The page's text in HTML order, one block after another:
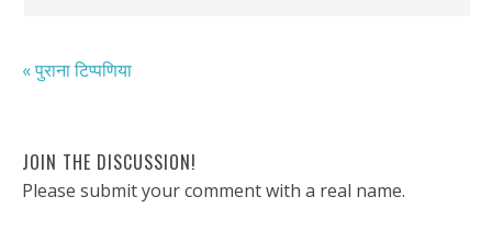
« पुराना टिप्पणिया
JOIN THE DISCUSSION!
Please submit your comment with a real name.